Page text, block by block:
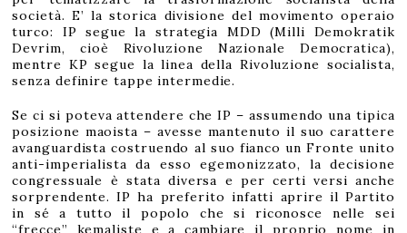
società. E’ la storica divisione del movimento operaio
turco: IP segue la strategia MDD (Milli Demokratik
Devrim, cioè Rivoluzione Nazionale Democratica),
mentre KP segue la linea della Rivoluzione socialista,
senza definire tappe intermedie.
Se ci si poteva attendere che IP – assumendo una tipica
posizione maoista – avesse mantenuto il suo carattere
avanguardista costruendo al suo fianco un Fronte unito
anti-imperialista da esso egemonizzato, la decisione
congressuale è stata diversa e per certi versi anche
sorprendente. IP ha preferito infatti aprire il Partito
in sé a tutto il popolo che si riconosce nelle sei
“frecce” kemaliste e a cambiare il proprio nome in